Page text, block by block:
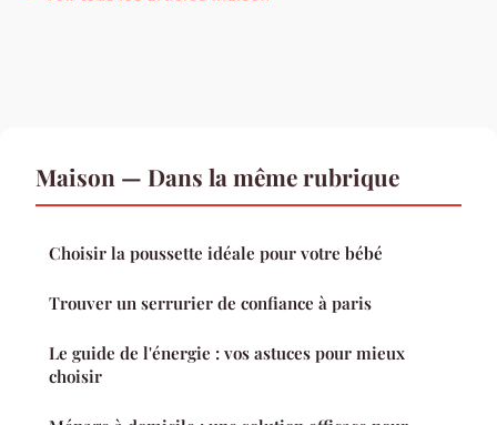
Maison — Dans la même rubrique
Choisir la poussette idéale pour votre bébé
Trouver un serrurier de confiance à paris
Le guide de l'énergie : vos astuces pour mieux
choisir